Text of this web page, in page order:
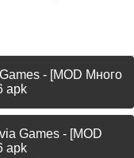
- [MOD Много
apk
Games - [MOD
apk